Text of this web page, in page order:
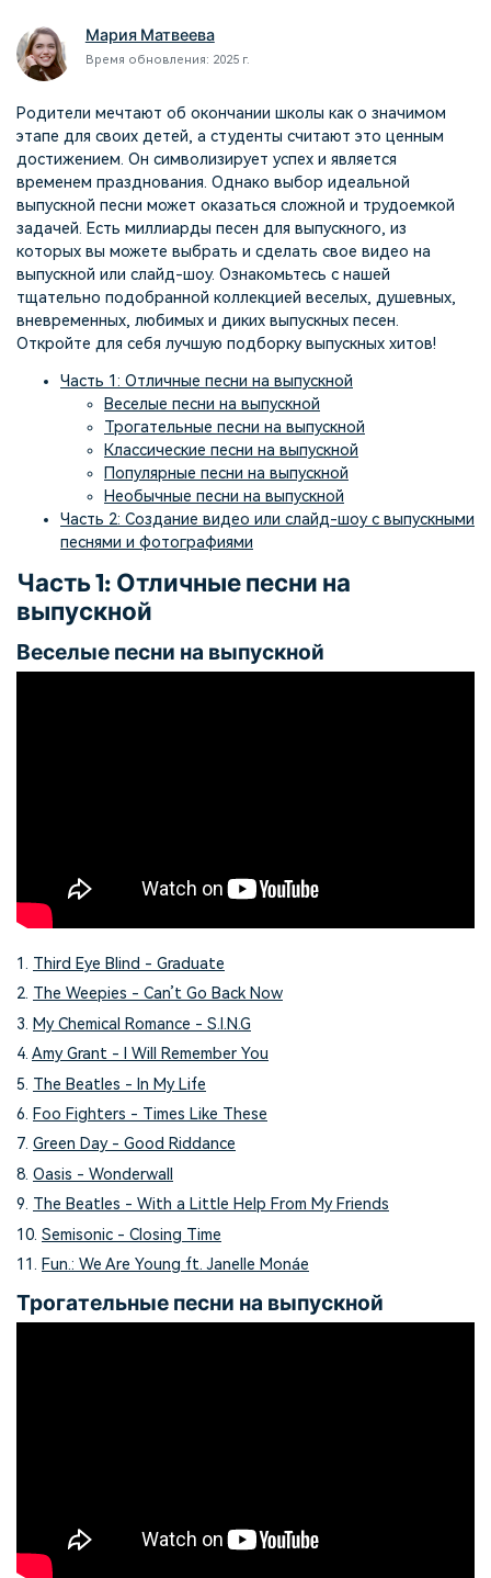
Темы видео
видео на YouTube 2025
Центр авторов
Вдохновляйтесь нашими
создателями контента
Специальные эффекты
"сделай сам"
Создавайте видеоэффекты
самостоятельно, как
настоящий профессионал
Сообщество
Блог
Истории клиентов
Клиенты делятся своими
историями с Filmora
Партнёрство на уровне
корпоративного сектора
Поддержка
Приступая к работе
Мария Матвеева
Время обновления: 2025 г.
Родители мечтают об окончании школы как о значимом
этапе для своих детей, а студенты считают это ценным
достижением. Он символизирует успех и является
временем празднования. Однако выбор идеальной
выпускной песни может оказаться сложной и трудоемкой
задачей. Есть миллиарды песен для выпускного, из
которых вы можете выбрать и сделать свое видео на
выпускной или слайд-шоу. Ознакомьтесь с нашей
тщательно подобранной коллекцией веселых, душевных,
вневременных, любимых и диких выпускных песен.
Откройте для себя лучшую подборку выпускных хитов!
Часть 1: Отличные песни на выпускной
Веселые песни на выпускной
Трогательные песни на выпускной
Классические песни на выпускной
Популярные песни на выпускной
Необычные песни на выпускной
Часть 2: Создание видео или слайд-шоу с выпускными
песнями и фотографиями
Часть 1: Отличные песни на
выпускной
Веселые песни на выпускной
1. Third Eye Blind - Graduate
2. The Weepies - Can’t Go Back Now
3. My Chemical Romance - S.I.N.G
4. Amy Grant - I Will Remember You
5. The Beatles - In My Life
6. Foo Fighters - Times Like These
7. Green Day - Good Riddance
8. Oasis - Wonderwall
9. The Beatles - With a Little Help From My Friends
10. Semisonic - Closing Time
11. Fun.: We Are Young ft. Janelle Monáe
Трогательные песни на выпускной